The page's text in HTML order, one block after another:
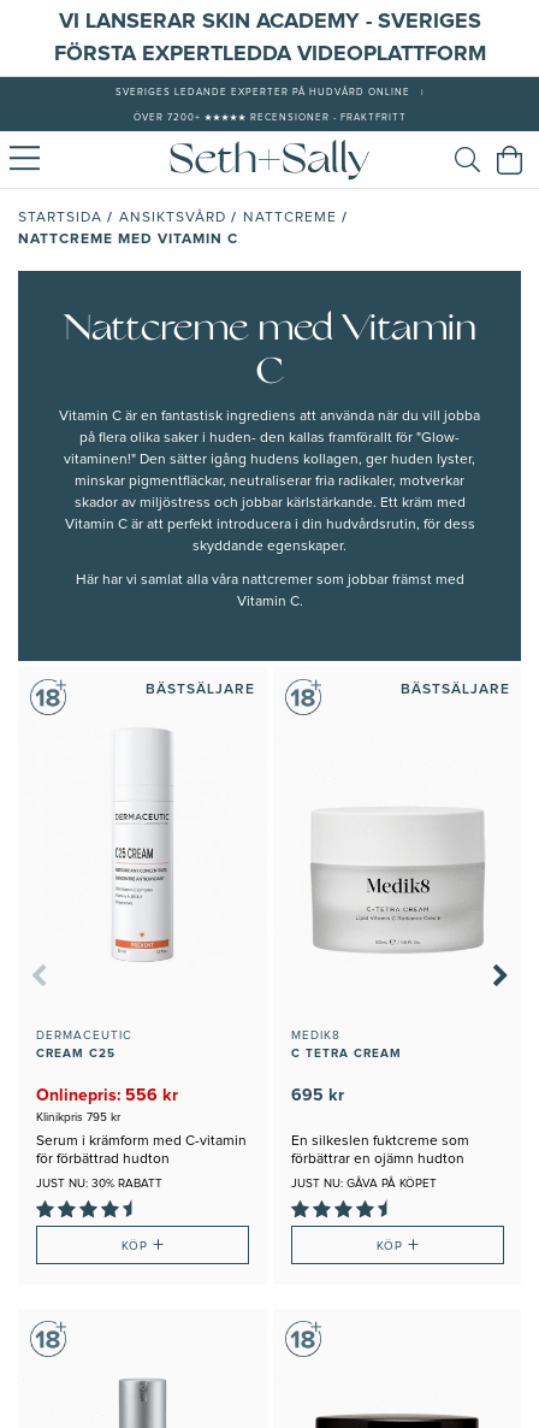
VI LANSERAR SKIN ACADEMY - SVERIGES
FÖRSTA EXPERTLEDDA VIDEOPLATTFORM
SVERIGES LEDANDE EXPERTER PÅ HUDVÅRD ONLINE
ÖVER 7200+ ★★★★★ RECENSIONER - FRAKTFRITT
STARTSIDA / ANSIKTSVÅRD / NATTCREME /
NATTCREME MED VITAMIN C
Nattcreme med Vitamin
C
Vitamin C är en fantastisk ingrediens att använda när du vill jobba
på flera olika saker i huden- den kallas framförallt för "Glow-
vitaminen!" Den sätter igång hudens kollagen, ger huden lyster,
minskar pigmentfläckar, neutraliserar fria radikaler, motverkar
skador av miljöstress och jobbar kärlstärkande. Ett kräm med
Vitamin C är att perfekt introducera i din hudvårdsrutin, för dess
skyddande egenskaper.
Här har vi samlat alla våra nattcremer som jobbar främst med
Vitamin C.
BÄSTSÄLJARE
DERMACEUTIC
CREAM C25
Onlinepris: 556 kr
Klinikpris 795 kr
Serum i krämform med C-vitamin
för förbättrad hudton
JUST NU: 30% RABATT
KÖP +
BÄSTSÄLJARE
MEDIK8
C TETRA CREAM
695 kr
En silkeslen fuktcreme som
förbättrar en ojämn hudton
JUST NU: GÅVA PÅ KÖPET
KÖP +